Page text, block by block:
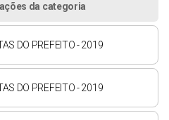
da categoria
DO PREFEITO - 2019
DO PREFEITO - 2019